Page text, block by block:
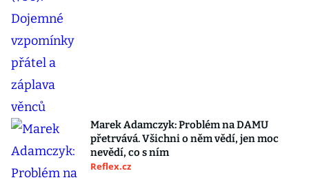
Marek Adamczyk: Problém na DAMU
přetrvává. Všichni o něm vědí, jen moc
nevědí, co s ním
Reflex.cz